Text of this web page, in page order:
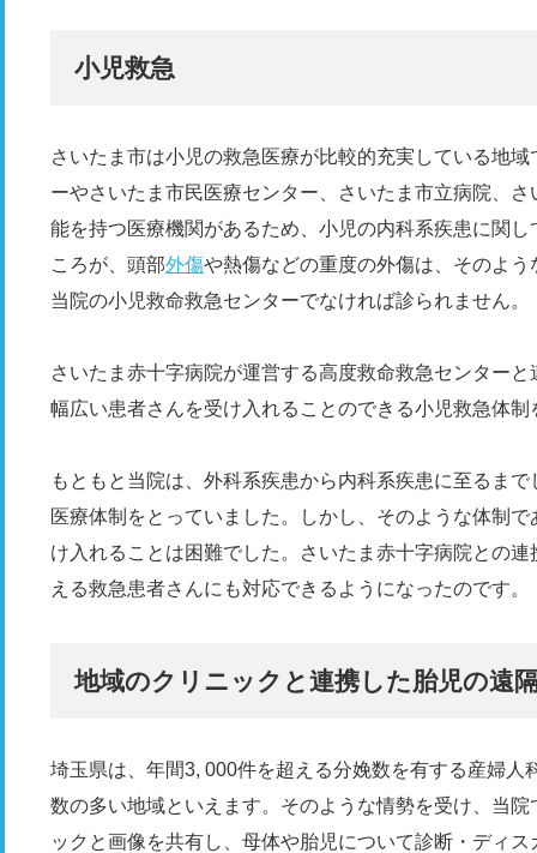
小児救急
さいたま市は小児の救急医療が比較的充実している地
ーやさいたま市民医療センター、さいたま市立病院、
能を持つ医療機関があるため、小児の内科系疾患に関
ころが、頭部外傷や熱傷などの重度の外傷は、そのよ
当院の小児救命救急センターでなければ診られません。
さいたま赤十字病院が運営する高度救命救急センター
幅広い患者さんを受け入れることのできる小児救急体制
もともと当院は、外科系疾患から内科系疾患に至るま
医療体制をとっていました。しかし、そのような体制
け入れることは困難でした。さいたま赤十字病院との
える救急患者さんにも対応できるようになったのです。
地域のクリニックと連携した胎児の遠
埼玉県は、年間3, 000件を超える分娩数を有する産婦
数の多い地域といえます。そのような情勢を受け、当
ックと画像を共有し、母体や胎児について診断・ディ